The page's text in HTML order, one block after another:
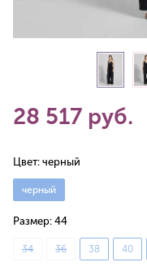
28 517 руб.
Цвет: черный
черный
Размер: 44
34 36 38 40